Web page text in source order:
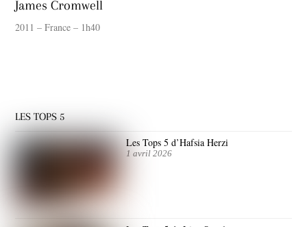
James Cromwell
2011 – France – 1h40
LES TOPS 5
Les Tops 5 d’Hafsia Herzi
1 avril 2026